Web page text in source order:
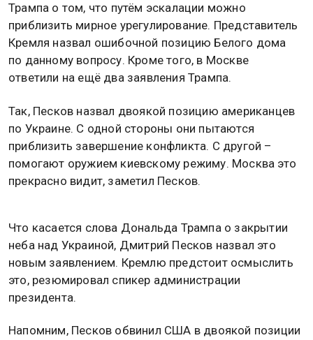
Трампа о том, что путём эскалации можно
приблизить мирное урегулирование. Представитель
Кремля назвал ошибочной позицию Белого дома
по данному вопросу. Кроме того, в Москве
ответили на ещё два заявления Трампа.
Так, Песков назвал двоякой позицию американцев
по Украине. С одной стороны они пытаются
приблизить завершение конфликта. С другой –
помогают оружием киевскому режиму. Москва это
прекрасно видит, заметил Песков.
Что касается слова Дональда Трампа о закрытии
неба над Украиной, Дмитрий Песков назвал это
новым заявлением. Кремлю предстоит осмыслить
это, резюмировал спикер администрации
президента.
Напомним, Песков обвинил США в двоякой позиции